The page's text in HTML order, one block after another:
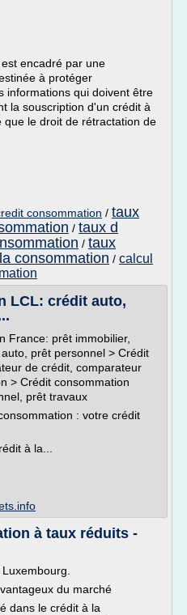
encadré par une
à protéger
informations qui doivent être
la souscription d'un crédit à
le droit de rétractation de
consommation / taux
/ taux d
/ taux
consommation / calcul
LCL: crédit auto,
France: prêt immobilier,
prêt personnel > Crédit
de crédit, comparateur
> Crédit consommation
prêt travaux
: votre crédit
à la...
à taux réduits -
du marché
dans le crédit à la